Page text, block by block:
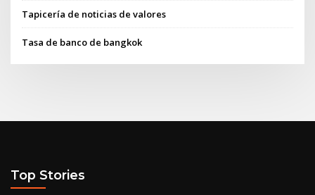
Tapicería de noticias de valores
Tasa de banco de bangkok
Top Stories